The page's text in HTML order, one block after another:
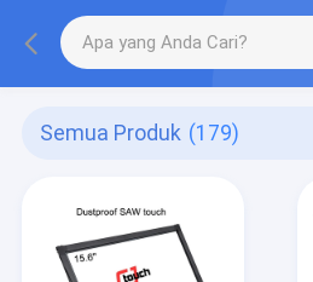
Semua Produk (179)